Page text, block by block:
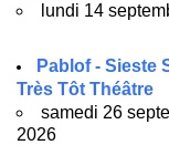
lundi 14
Pablof - Sieste
Très Tôt Théâtre
samedi 26
2026